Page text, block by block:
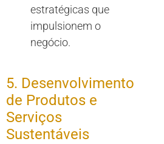
estratégicas que
impulsionem o
negócio.
5. Desenvolvimento
de Produtos e
Serviços
Sustentáveis